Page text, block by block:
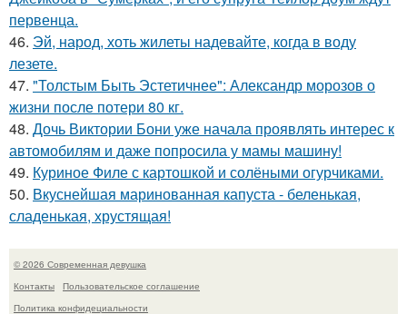
первенца.
46. Эй, народ, хоть жилеты надевайте, когда в воду
лезете.
47. "Толстым Быть Эстетичнее": Александр морозов о
жизни после потери 80 кг.
48. Дочь Виктории Бони уже начала проявлять интерес к
автомобилям и даже попросила у мамы машину!
49. Куриное Филе с картошкой и солёными огурчиками.
50. Вкуснейшая маринованная капуста - беленькая,
сладенькая, хрустящая!
© 2026 Современная девушка
Контакты
Пользовательское соглашение
Политика конфидециальности